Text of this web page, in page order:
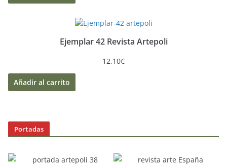
Ejemplar 42 Revista Artepoli
12,10€
Añadir al carrito
Portadas